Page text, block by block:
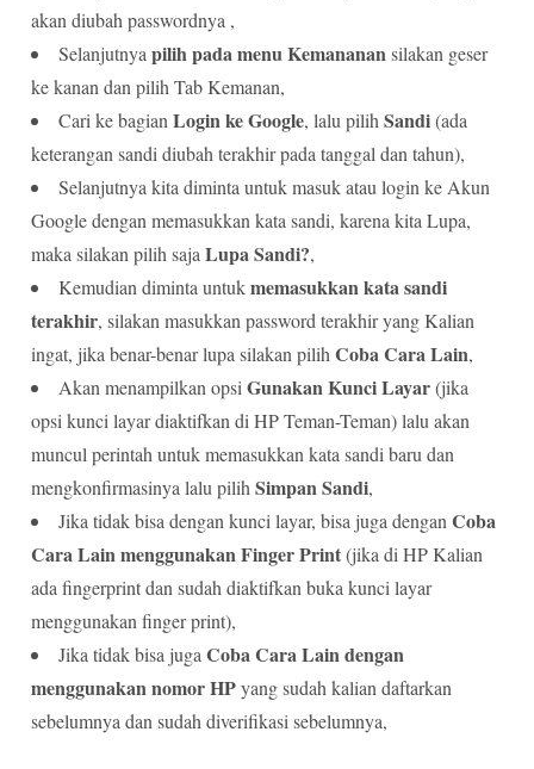
akan diubah passwordnya ,
Selanjutnyapilih pada menu Kemananansilakan geser
ke kanan dan pilih Tab Kemanan,
Cari ke bagianLogin ke Google, lalu pilihSandi(ada
keterangan sandi diubah terakhir pada tanggal dan tahun),
Selanjutnya kita diminta untuk masuk atau login ke Akun
Google dengan memasukkan kata sandi, karena kita Lupa,
maka silakan pilih sajaLupa Sandi?,
Kemudian diminta untukmemasukkan kata sandi
terakhir, silakan masukkan password terakhir yang Kalian
ingat, jika benar-benar lupa silakan pilihCoba Cara Lain,
Akan menampilkan opsiGunakan Kunci Layar(jika
opsi kunci layar diaktifkan di HP Teman-Teman) lalu akan
muncul perintah untuk memasukkan kata sandi baru dan
mengkonfirmasinya lalu pilihSimpan Sandi,
Jika tidak bisa dengan kunci layar, bisa juga denganCoba
Cara Lain menggunakan Finger Print(jika di HP Kalian
ada fingerprint dan sudah diaktifkan buka kunci layar
menggunakan finger print),
Jika tidak bisa jugaCoba Cara Lain dengan
menggunakan nomor HPyang sudah kalian daftarkan
sebelumnya dan sudah diverifikasi sebelumnya,